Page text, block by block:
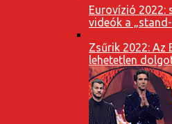
Eurovízió 2022:
videók a
Zsűrik 2022: Az
lehetetlen